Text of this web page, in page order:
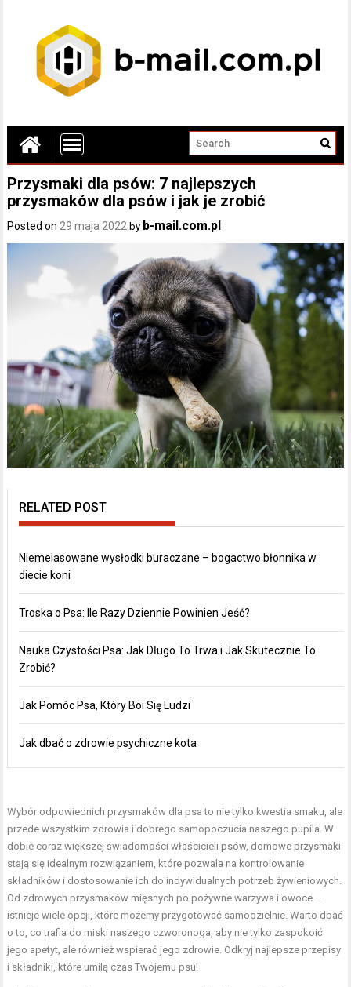
Przysmaki dla psów: 7 najlepszych
przysmaków dla psów i jak je zrobić
Posted on 29 maja 2022 by b-mail.com.pl
RELATED POST
Niemelasowane wysłodki buraczane – bogactwo błonnika w
diecie koni
Troska o Psa: Ile Razy Dziennie Powinien Jeść?
Nauka Czystości Psa: Jak Długo To Trwa i Jak Skutecznie To
Zrobić?
Jak Pomóc Psa, Który Boi Się Ludzi
Jak dbać o zdrowie psychiczne kota
Wybór odpowiednich przysmaków dla psa to nie tylko kwestia smaku, ale
przede wszystkim zdrowia i dobrego samopoczucia naszego pupila. W
dobie coraz większej świadomości właścicieli psów, domowe przysmaki
stają się idealnym rozwiązaniem, które pozwala na kontrolowanie
składników i dostosowanie ich do indywidualnych potrzeb żywieniowych.
Od zdrowych przysmaków mięsnych po pożywne warzywa i owoce –
istnieje wiele opcji, które możemy przygotować samodzielnie. Warto dbać
o to, co trafia do miski naszego czworonoga, aby nie tylko zaspokoić
jego apetyt, ale również wspierać jego zdrowie. Odkryj najlepsze przepisy
i składniki, które umilą czas Twojemu psu!